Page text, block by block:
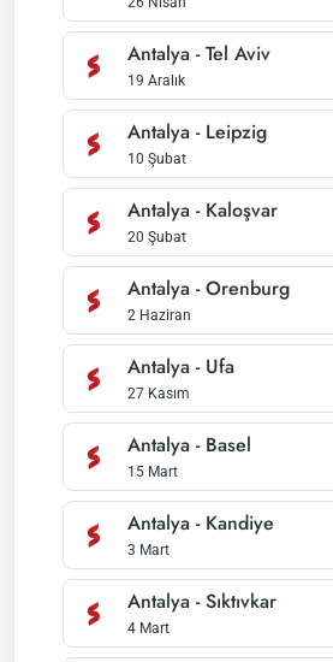
Antalya -Tel Aviv
19 Aralık
Antalya - Leipzig
10 Şubat
Antalya - Kaloşvar
20 Şubat
Antalya -Orenburg
2 Haziran
Antalya - Ufa
27 Kasım
Antalya - Basel
15 Mart
Antalya - Kandiye
3 Mart
Antalya -Sıktıvkar
4 Mart